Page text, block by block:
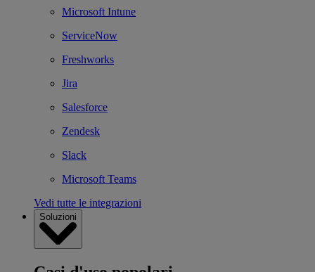
Microsoft Intune
ServiceNow
Freshworks
Jira
Salesforce
Zendesk
Slack
Microsoft Teams
Vedi tutte le integrazioni
Soluzioni